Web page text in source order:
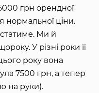
грн орендної
нормальної ціни.
Ми й
У різні роки її
року вона
7500 грн, а тепер
на руки).